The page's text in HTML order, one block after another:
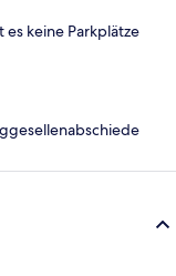
keine Parkplätze